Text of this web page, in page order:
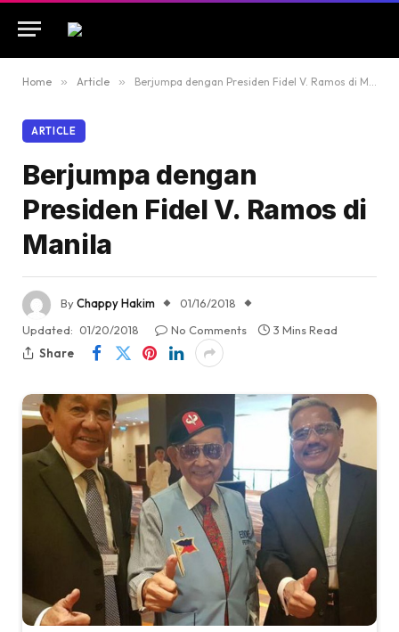
Home » Article » Berjumpa dengan Presiden Fidel V. Ramos di Manila
ARTICLE
Berjumpa dengan
Presiden Fidel V. Ramos di
Manila
ByChappy Hakim
01/16/2018
Updated: 01/20/2018 No Comments
3 Mins Read
Share